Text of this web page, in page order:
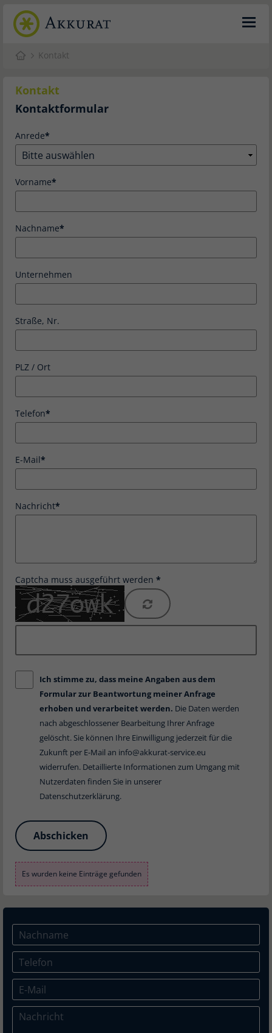
Kontakt
Kontakt
Kontaktformular
Anrede
Vorname
Nachname
Unternehmen
Straße, Nr.
PLZ / Ort
Telefon
E-Mail
Nachricht
Captcha muss ausgeführt werden
Ich stimme zu, dass meine Angaben aus dem
Formular zur Beantwortung meiner Anfrage
erhoben und verarbeitet werden. Die Daten werden
nach abgeschlossener Bearbeitung Ihrer Anfrage
gelöscht. Sie können Ihre Einwilligung jederzeit für die
Zukunft per E-Mail an info@akkurat-service.eu
widerrufen. Detaillierte Informationen zum Umgang mit
Nutzerdaten finden Sie in unserer
Datenschutzerklärung.
Abschicken
Es wurden keine Einträge gefunden